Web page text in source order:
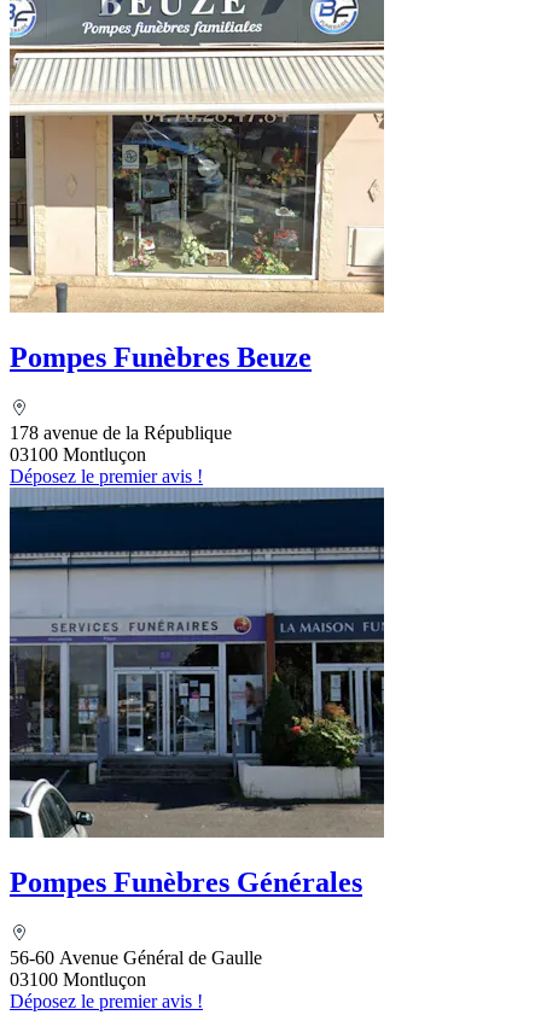
Pompes Funèbres Beuze
178 avenue de la République
03100 Montluçon
Déposez le premier avis !
Pompes Funèbres Générales
56-60 Avenue Général de Gaulle
03100 Montluçon
Déposez le premier avis !